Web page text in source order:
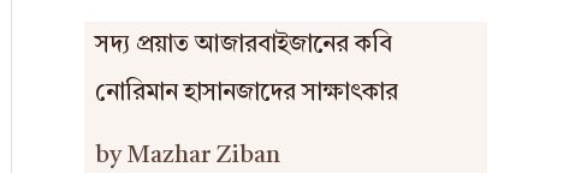
সদ্য প্রয়াত আজারবাইজানের কবি
নোরিমান হাসানজাদের সাক্ষাৎকার
by Mazhar Ziban